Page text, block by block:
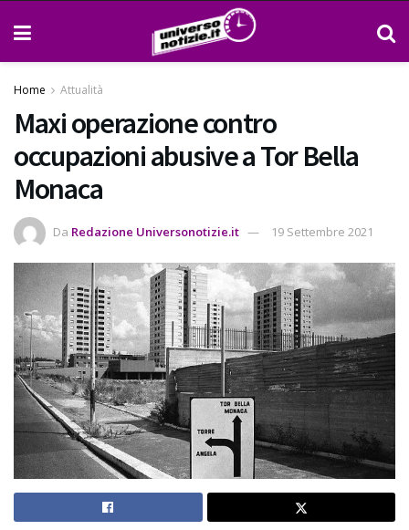
Home Attualità
Maxi operazione contro
occupazioni abusive a Tor Bella
Monaca
Da Redazione Universonotizie.it 19 Settembre 2021